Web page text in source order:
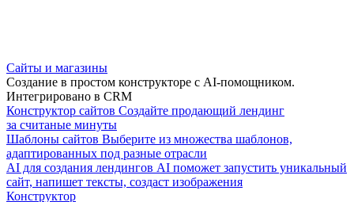
Сайты и магазины
Создание в простом конструкторе с AI-помощником.
Интегрировано в CRM
Конструктор сайтов Создайте продающий лендинг
за считаные минуты
Шаблоны сайтов Выберите из множества шаблонов,
адаптированных под разные отрасли
AI для создания лендингов AI поможет запустить уникальный
сайт, напишет тексты, создаст изображения
Конструктор